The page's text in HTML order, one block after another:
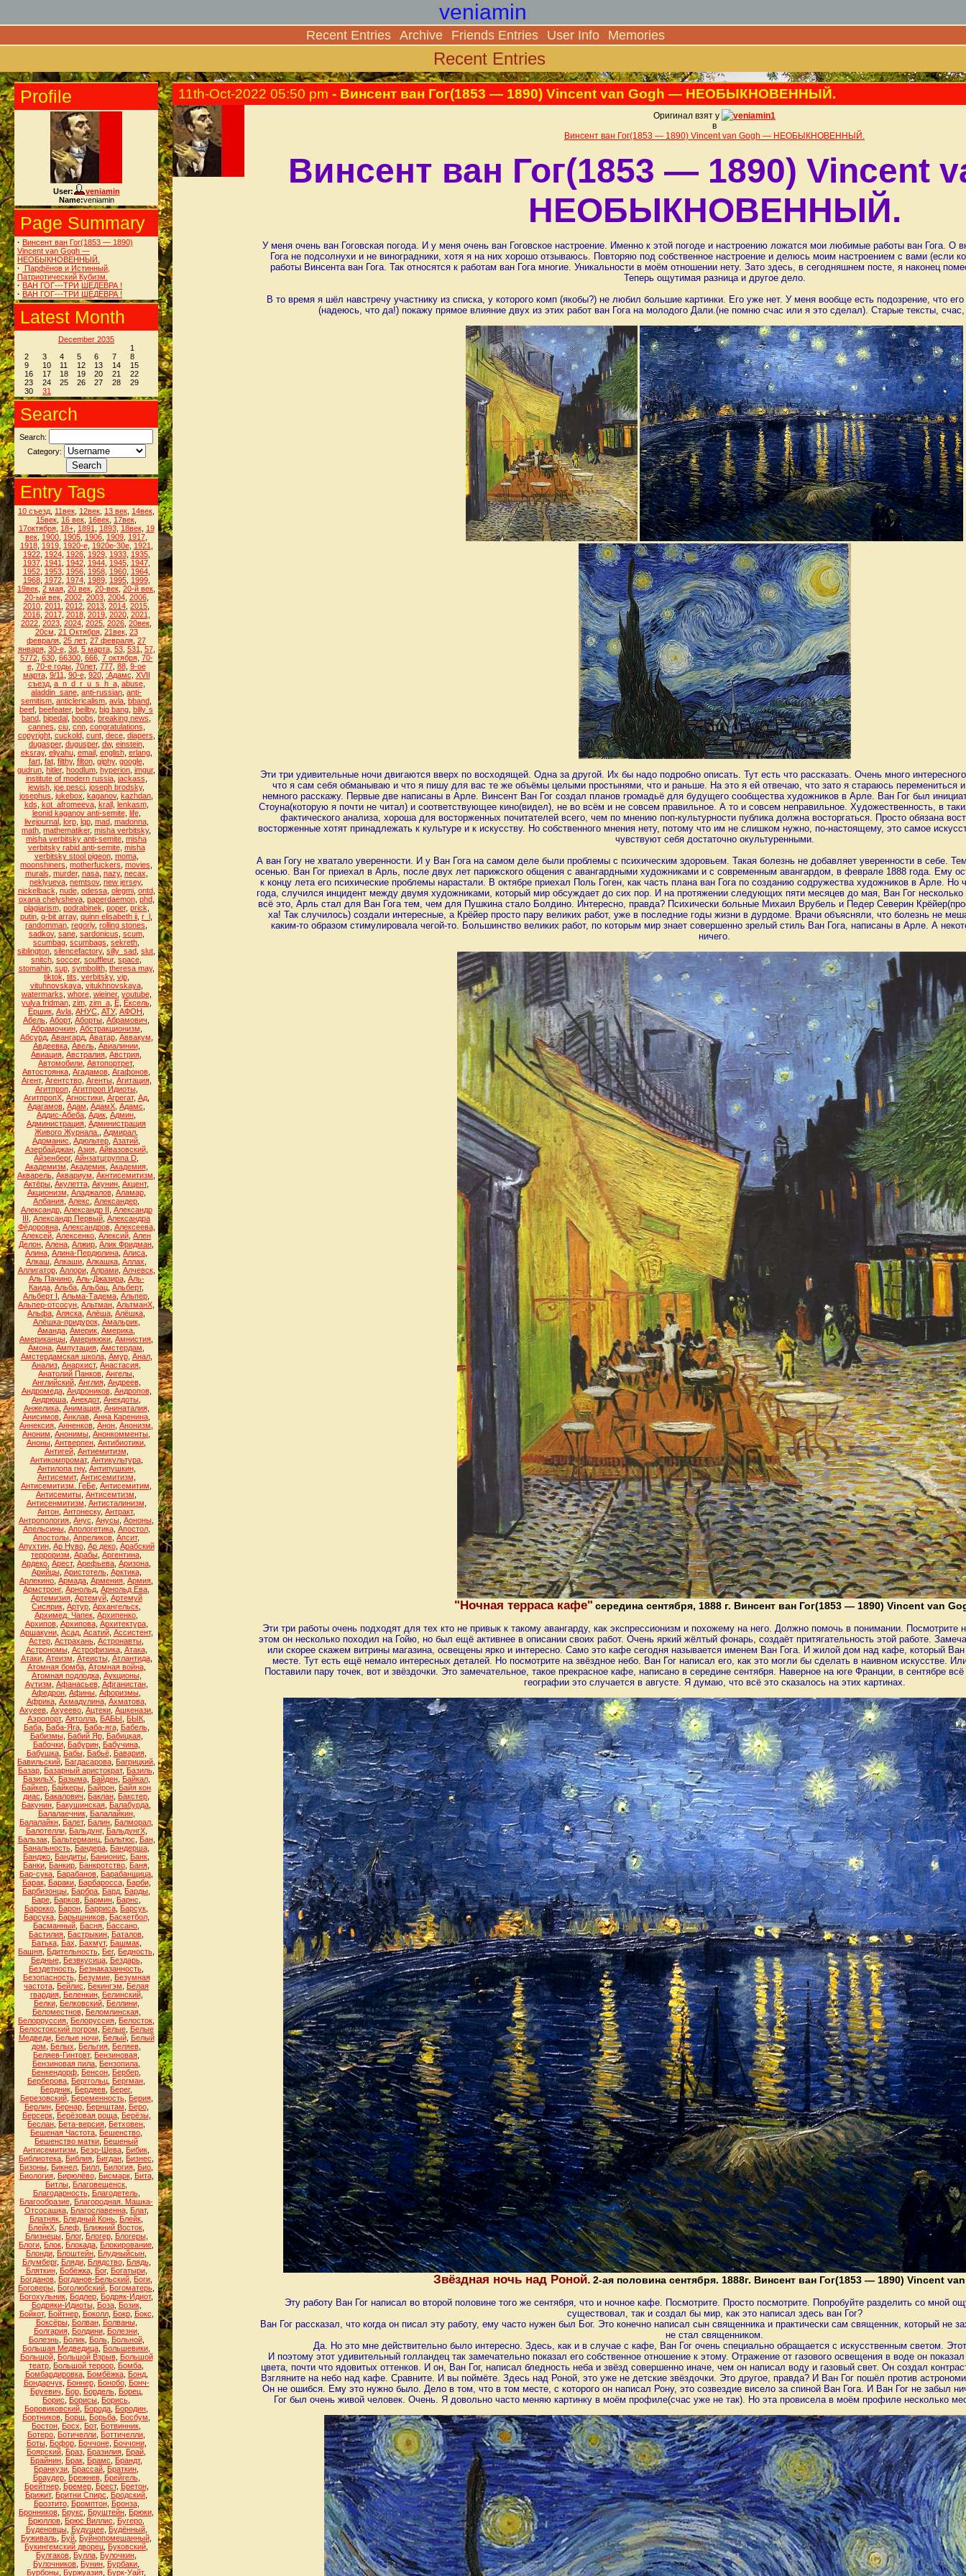
veniamin
Recent Entries Archive Friends Entries User Info Memories
Recent Entries
Profile
User:
veniamin
Name:veniamin
Page Summary
· Винсент ван Гог(1853 — 1890)
Vincent van Gogh —
НЕОБЫКНОВЕННЫЙ.
· Парфёнов и Истинный,
Патриотический Кубизм.
· ВАН ГОГ---ТРИ ШЕДЕВРА !
· ВАН ГОГ---ТРИ ШЕДЕВРА !
Latest Month
December 2035
1
2
3 4 5 6 7
8
9
10 11 12 13 14
15
16
17 18 19 20 21
22
23
24 25 26 27 28
29
30
31
Search
Search:
Category:
Entry Tags
10 съезд 11век 12век 13 век 14век
15век 16 век 16век 17век
17октября, 18+, 1891 1893, 18век, 19
век 1900 1905 1906 1909 1917
1918, 1919, 1920-е, 1920е-30е, 1921
1922, 1924, 1926, 1929, 1933, 1935,
1937, 1941 1942, 1944, 1945, 1947,
1952, 1953, 1956, 1958, 1960, 1964,
1968, 1972, 1974, 1989, 1995, 1999,
19век 2 мая 20 век 20-век 20-й век
20-ый век, 2002, 2003, 2004, 2006,
2010 2011 2012 2013 2014 2015
2016, 2017, 2018, 2019, 2020, 2021
2022 2023 2024 2025 2026 20век
20см 21 Октября, 21век, 23
февраля 25 лет, 27 февраля 27
января, 30-е, 3d, 5 марта, 53, 531 57,
5772, 630, 66300, 666, 7 октября, 70-
е, 70-е годы, 70лет, 777, 88, 9-ое
марта, 9/11 90-е, 920, :Адамс XVII
съезд, a_n_d_r_u_s_h_a, abuse,
aladdin_sane anti-russian anti-
semitism anticlericalism avla bband
beef beefeater, beilby, big bang billy`s
band bipedal boobs breaking news
cannes ciu, cnn, congratulations
copyright, cuckold, cunt, dece, diapers
dugasper, dugusper, dw, einstein,
eksray, eliyahu, email, english, erlang,
fart, fat, filthy, filton, giphy, google,
gudrun hitler, hoodlum hyperion imgur,
institute of modern russia, jackass
jewish joe pesci joseph brodsky,
josephus jukebox kaganov, kazhdan
kds kot_afromeeva, krall, lenkasm,
leonid kaganov anti-semite, life,
livejournal, lorp, lqp, mad, madonna,
math mathematiker, misha verbitsky,
misha verbitsky anti-semite misha
verbitsky rabid anti-semite, misha
verbitsky stool pigeon, moma,
moonshiners motherfuckers movies
murals murder, nasa, nazy, necax
neklyueva nemtsov, new jersey,
nickelback nude, odessa, olegmi, ontd,
oxana chelysheva, paperdaemon, phd,
plagiarism, podrabinek poper, prick
putin q-bit array, quinn elisabeth ii r_l
randomman regoriy, rolling stones
sadkov, sane, sardonicus scum,
scumbag scumbags sekreth
siblington silencefactory, silly_sad slut
snitch soccer, souffleur, space
stomahin, sup, symbolith, theresa may,
tiktok tits verbitsky, vip,
vituhnovskaya, vitukhnovskaya,
watermarks whore, wieiner, youtube,
yulya fridman, zim, zim_a, Ё, Ёксель,
Ёршик Аvla АНУС АТУ, АФОН
Абель Аборт, Аборты Абрамович
Абрамочкин, Абстракционизм
Абсурд, Авангард, Аватар, Аввакум
Авдеевка, Авель, Авиалинии,
Авиация Австралия Австрия
Автомобили Автопортрет,
Автостоянка Агадамов Агафонов
Агент, Агентство, Агенты, Агитация,
Агитпроп, Агитпроп Идиоты,
АгитпропХ, Агностики, Агрегат, Ад,
Адагамов Адам АдамХ Адамс
Аддис-Абеба Адик Админ
Администрация Администрация
Живого Журнала.
Адмирал
Адоманис Адюльтер Азатий
Азербайджан, Азия, Айвазовский,
Айзенберг, Айнзатцгруппа D
Академизм Академик, Академия,
Акварель Аквариум Акнтисемитизм
Актёры Акулетта Акунин Акцент,
Акционизм Аладжалов, Аламар,
Албания Алекс Александер
Александр, Александр II Александр
III Александр Первый Александра
Фёдоровна, Александров, Алексеева,
Алексей Алексенко Алексий Ален
Делон Алена Алжир Алик Фридман
Алина Алина-Пердюлина Алиса
Алкаш Алкаши Алкашка Аллах
Аллигатор, Аллори, Алрами, Алчевск,
Аль Пачино, Аль-Джазира, Аль-
Каида Альба Альбац Альберт,
Альберт I Альма-Тадема Альпер
Альпер-отсосун Альтман АльтманХ
Альфа Аляска Алёша Алёшка
Алёшка-придурок, Амальрик,
Аманда Америк Америка
Американцы Америкюки Амнистия
Амона Ампутация Амстердам
Амстердамская школа, Амур, Анал,
Анализ Анархист, Анастасия
Анатолий Панков Ангелы
Английский, Англия, Андреев,
Андромеда, Андроников, Андропов,
Андрюша Анекдот, Анекдоты
Анжелика, Анимация, Анинаталия,
Анисимов Анклав Анна Каренина
Аннексия Анненков Анон Анонизм
Аноним Анонимы Анонкомменты
Аноны Антверпен Антибиотики
Антигей, Антиемитизм
Антикомпромат, Антикультура,
Антилопа гну, Антипушкин,
Антисемит, Антисемитизм
Антисемитизм. ГеБе Антисемитим
Антисемиты Антисемтизм
Антисенмитизм Антисталинизм
Антон Антонеску, Антракт,
Антропология Анус Анусы Аононы
Апельсины, Апологетика, Апостол,
Апостолы Апреликов Апсит,
Апухтин, Ар Нуво, Ар деко, Арабский
терроризм Арабы Аргентина
Ардеко Арест, Арефьева Аризона
Арийцы, Аристотель, Арктика,
Арлекино Армада Армения Армия
Армстронг, Арнольд Арнольд Ева
Артемизия, Артемуй, Артемуй
Сисярик Артур Архангельск
Архимед. Чапек Архипенко
Архипов, Архипова, Архитектура,
Аршакуни, Асад, Асатий, Ассистент,
Астер Астрахань Астронавты
Астрономы, Астрофизика, Атака,
Атаки, Атеизм Атеисты, Атлантида,
Атомная бомба, Атомная война,
Атомная подлодка, Аукционы,
Аутизм Афанасьев, Афганистан,
Афедрон Афины Афоризмы
Африка, Ахмадулина, Ахматова,
Ахуеев Ахуеево Ацтеки Ашкенази
Аэропорт, Аятолла БАБЫ БЫК
Баба, Баба-Яга, Баба-яга, Бабель,
Бабизмы, Бабий Яр, Бабицкая,
Бабочки, Бабурин, Бабучина,
Бабушка, Бабы, Бабьё, Бавария,
Бавильский Багдасарова Багрицкий
Базар Базарный аристократ, Базиль
БазильХ, Базыма, Байден, Байкал,
Байкер Байкеры Байрон Байя кон
диас
Бакалович Баклан Бакстер
Бакунин Бакушинская Балабурда
Балалаечник, Балалайкин,
Балалайкн Балет, Балин Балморал
Балотелли, Бальдунг, БальдунгХ,
Бальзак, Бальтерманц, Бальтюс Бан,
Банальность Бандера Бандерша
Банджо Бандиты Банионис Банк
Банки Банкир Банкротство Баня
Бар-сука Барабанов Барабанщица
Барак, Бараки, Барбаросса, Барби,
Барбизонцы Барбра Бард Барды
Баре Барков Бармин Барнс
Барокко Барон Барриса Барсук
Барсука, Барышников, Баскетбол,
Басманный Басня Бассано
Бастилия Бастрыкин Баталов
Батька, Бах Бахмут, Башмак,
Башня Бдительность Бег, Бедность
Бедные, Безвкусица, Бездарь,
Бездетность Безнаказанность
Безопасность, Безумие, Безумная
частота Бейлис Бекингэм
Белая
гвардия, Беленкин, Белинский,
Белки, Белковский, Беллини,
Беломестнов, Беломлинская,
Белорруссия Белоруссия Белосток
Белостокский погром
Белые, Белые
Медведи, Белые ночи, Белый, Белый
дом
Белых Бельгия Беляев
Беляев-Гинтовт, Бензиновая
Бензиновая пила Бензопила
Бенкендорф Бенсон Бербер
Берберова Берггольц Бергман
Бердник Бердяев Берег,
Березовский, Беременность, Берия,
Берлин, Бернар, Бернштам Беро,
Берсерк, Берёзовая роща, Берёзы,
Беслан Бета-версия Бетховен
Бешеная Частота Бешенство
Бешенство матки Бешеный
Антисемитизм
Беэр-Шева Бибик
Библиотека Библия Бигдан Бизнес
Бизоны Бикнел Билл Билогия Био
Биология, Бирюлёво, Бисмарк, Бита,
Битлы Благовещенск
Благодарность, Благодетель,
Благообразие Благородная. Машка-
Отсосашка, Благославенна, Блат,
Блатняк Бледный Конь Блейк
БлейкХ Блеф Ближний Восток
Близнецы, Блог, Блогер, Блогеры,
Блоги Блок Блокада Блокирование
Блонди Блоштейн Блудныйсын
Блумберг, Бляди, Блядство, Блядь,
Бляткин, Бобёжка, Бог, Богатыри,
Богданов Богданов-Бельский Боги
Боговеры Боголюбский Богоматерь
Богохульник Бодлер Бодряк-Идиот,
Бодряки-Идиоты, Боза, Бозик,
Бойкот, Бойтнер, Боколл, Бокр, Бокс
Боксёры, Болван, Болваны,
Болгария, Болдини, Болезни,
Болезнь, Болик, Боль, Больной,
Большая Медведица Большевики
Большой, Большой Взрыв, Большой
театр Большой террор Бомба
Бомбардировка, Бомбёжка, Бонд,
Бондарчук, Боннер, Бонобо, Бонч-
Бруевич
Бор, Бордель, Борец,
Борис
Борисы Борись
Боровиковский Борода Бородин
Бортников Борщ Борьба Босбум
Бостон Босх Бот, Ботвинник
Ботеро Ботичелли Боттичелли
Боты, Бофор, Боччоне, Боччони,
Боярский Браз Бразилия Брай
Брайнин Брак Брамс Брандт,
Бранкузи Брассай Браткин
Браудер, Брежнев, Брейгель,
Брейтнер, Бремер, Брест, Бретон,
Брижит, Бритни Спирс Бродский
Брозтито, Бромптон, Бронза,
Бронников Брукс Бруштейн Брюки
Брюллов Брюс Виллис Бугеро
Буденовцы, Будущее, Будённый,
Буживаль Буй Буйнопомешанный
Букингемский дворец Буковский
Булгаков Булла Булочкин
Булочников Бунин Бурбаки
Бурбоны Буржуазия Бурк-Уайт,
11th-Oct-2022 05:50 pm - Винсент ван Гог(1853 — 1890) Vincent van Gogh — НЕОБЫКНОВЕННЫЙ.
Оригинал взят у
veniamin1
в
Винсент ван Гог(1853 — 1890) Vincent van Gogh — НЕОБЫКНОВЕННЫЙ.
Винсент ван Гог(1853 — 1890) Vincent
НЕОБЫКНОВЕННЫЙ.
У меня очень ван Гоговская погода. И у меня очень ван Гоговское настроение. Именно к этой погоде и настроению ложатся мои любимые работы ван Гога.
Гога не подсолнухи и не виноградники, хотя я на них хорошо отзываюсь. Повторяю под собственное настроение и делюсь моим настроением с вами (если
работы Винсента ван Гога. Так относятся к работам ван Гога многие. Уникальности в моём отношении нету. Зато здесь, в сегодняшнем посте, я наконец
Теперь ощутимая разница и другое дело.
В то время я шёл навстречу участнику из списка, у которого комп (якобы?) не любил большие картинки. Его уже нет. У меня вообще есть подозрение, что
(надеюсь, что да!) покажу прямое влияние двух из этих работ ван Гога на молодого Дали.(не помню счас или я это сделал). Старые тексты, счас,
Эти три удивительные ночи двигаются вверх по восходящей. Одна за другой. Их бы надо подробно описать. Тут есть что рассказать. Очень много
что я сам себя обманываю и что я пишу для вас те же объёмы целыми простынями, что и раньше. На это я ей отвечаю, что зато я стараюсь
немного расскажу. Первые две написаны в Арле. Винсент Ван Гог создал планов громадьё для будущего сообщества художников в Арле. Ван Гог был
Стоуна(которую я почти не читал) и соответствующее кино(видел), не во всём и не совсем правильное. А то и совсем неправильное. Художественность, в
фактического анализа, хороша для восторженных почитателей всего, чем по мнению поп-культурности публика должна восторгаться. Просто обязана
восторженные хотят принадлежать к культуре и к искусству. Но собственного мнения нету, потому что им не слишком нужно, по-настоящему, это самое
чувствуют себя достаточно окультуренными.
А ван Гогу не хватало уверенности. И у Ван Гога на самом деле были проблемы с психическим здоровьем. Такая болезнь не добавляет уверенности в себе.
осенью. Ван Гог приехал в Арль, после двух лет парижского общения с авангардными художниками и с современным авангардом, в феврале 1888 года. Ему
к концу лета его психические проблемы нарастали. В октябре приехал Поль Гоген, как часть плана ван Гога по созданию содружества художников в Арле.
года, случился инцидент между двумя художниками, который мир обсуждает до сих пор. И на протяжении следующих пяти месяцев до мая, Ван Гог
всё это, Арль стал для Ван Гога тем, чем для Пушкина стало Болдино. Интересно, правда? Психически больные Михаил Врубель и Педер Северин
ха! Так случилось) создали интересные, а Крёйер просто пару великих работ, уже в последние годы жизни в дурдоме. Врачи объясняли, что болезнь не
каким-то образом стимулировала чегой-то. Большинство великих работ, по которым мир знает совершенно зрелый стиль Ван Гога, написаны в Арле. А
ничего.
"Ночная терраса кафе" середина сентября, 1888 г. Винсент ван Гог(1853 — 1890) Vincent van
Эти три работы очень подходят для тех кто не привык к такому авангарду, как экспрессионизм и похожему на него. Должно помочь в понимании. Посмотрите
этом он несколько походил на Гойю, но был ещё активнее в описании своих работ. Очень яркий жёлтый фонарь, создаёт притягательность этой работе.
или скорее скажем витрины магазина, освещены ярко и интересно. Само это кафе сегодня называется именем Ван Гога. И жилой дом над кафе, который Ван
месте. Тут есть ещё немало интересных деталей. Но посмотрите на звёздное небо. Ван Гог написал его, как это могли бы сделать в наивном искусстве.
Поставили пару точек, вот и звёздочки. Это замечательное, такое прекрасное кафе, написано в середине сентября. Наверное на юге Франции, в сентябре
географии это случается в августе. Я думаю, что всё это сказалось на этих картинах.
Звёздная ночь над Роной. 2-ая половина сентября. 1888г. Винсент ван Гог(1853 — 1890) Vincent
Эту работу Ван Гог написал во второй половине того же сентября, что и ночное кафе. Посмотрите. Просто посмотрите. Попробуйте разделить со мной
существовал, так и создал бы мир, как это написал здесь ван Гог?
Ван Гог рассказал, что когда он писал эту работу, ему часто нужен был Бог. Это конечно написал сын священника и практически сам священник, который не
не стал священником.
Да. Но это мне действительно было интересно. Здесь, как и в случае с кафе, Ван Гог очень специально обращается с искусственным светом.
И поэтому этот удивительный голландец так замечательно показал его собственное отношение к этому. Отражение от газового освещения в воде он
цвета, почти что ядовитых оттенков. И он, Ван Гог, написал бледность неба и звёзд совершенно иначе, чем он написал воду и газовый свет. Он создал
Взгляните на небо над кафе. Сравните. И вы поймёте. Здесь над Роной, это уже не детские звёздочки. Это другое, правда? И Ван Гог пошёл против
Он не ошибся. Ему это нужно было. Дело в том, что в том месте, с которого он написал Рону, это созвездие висело за спиной Ван Гога. И Ван Гог не забыл
Гог был очень живой человек. Очень. Я довольно часто меняю картинку в моём профиле(счас уже не так). Но эта провисела в моём профиле несколько